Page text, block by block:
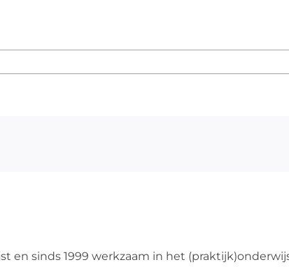
en sinds 1999 werkzaam in het